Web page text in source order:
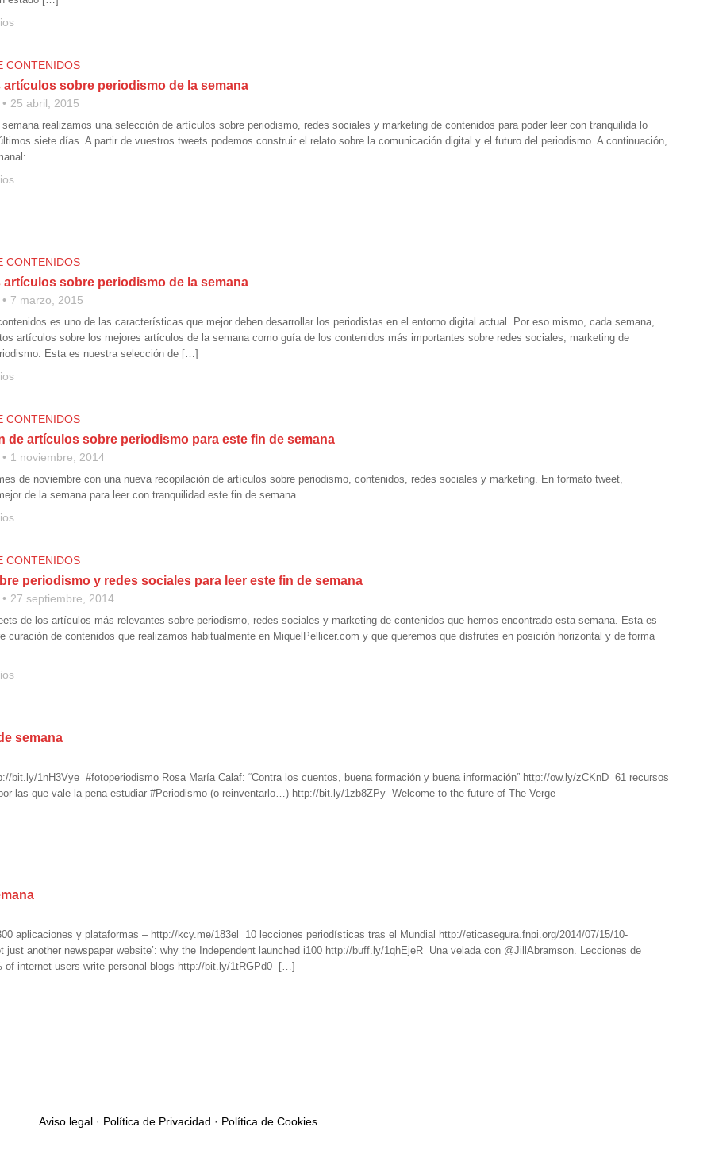
CONTENIDOS
artículos sobre periodismo de la semana
25 abril, 2015
realizamos una selección de artículos sobre periodismo, redes sociales y marketing de contenidos para poder leer con tranquilida lo
siete días. A partir de vuestros tweets podemos construir el relato sobre la comunicación digital y el futuro del periodismo. A continuación,
CONTENIDOS
artículos sobre periodismo de la semana
7 marzo, 2015
es uno de las características que mejor deben desarrollar los periodistas en el entorno digital actual. Por eso mismo, cada semana,
artículos sobre los mejores artículos de la semana como guía de los contenidos más importantes sobre redes sociales, marketing de
Esta es nuestra selección de […]
CONTENIDOS
de artículos sobre periodismo para este fin de semana
1 noviembre, 2014
de noviembre con una nueva recopilación de artículos sobre periodismo, contenidos, redes sociales y marketing. En formato tweet,
de la semana para leer con tranquilidad este fin de semana.
CONTENIDOS
periodismo y redes sociales para leer este fin de semana
27 septiembre, 2014
de los artículos más relevantes sobre periodismo, redes sociales y marketing de contenidos que hemos encontrado esta semana. Esta es
curación de contenidos que realizamos habitualmente en MiquelPellicer.com y que queremos que disfrutes en posición horizontal y de forma
semana
bit.ly/1nH3Vye #fotoperiodismo Rosa María Calaf: “Contra los cuentos, buena formación y buena información” http://ow.ly/zCKnD 61 recursos
las que vale la pena estudiar #Periodismo (o reinventarlo…) http://bit.ly/1zb8ZPy Welcome to the future of The Verge
aplicaciones y plataformas – http://kcy.me/183el 10 lecciones periodísticas tras el Mundial http://eticasegura.fnpi.org/2014/07/15/10-
just another newspaper website’: why the Independent launched i100 http://buff.ly/1qhEjeR Una velada con @JillAbramson. Lecciones de
of internet users write personal blogs http://bit.ly/1tRGPd0 […]
Aviso legal· Política de Privacidad · Política de Cookies